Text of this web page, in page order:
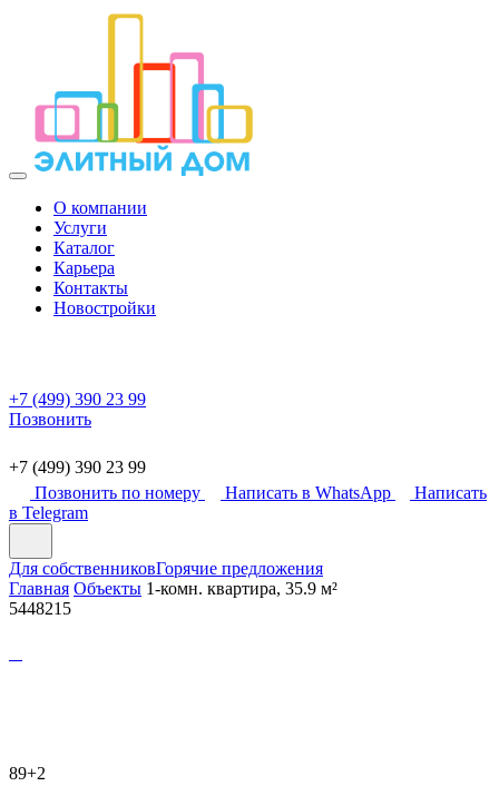
О компании
Услуги
Каталог
Карьера
Контакты
Новостройки
+7 (499) 390 23 99
Позвонить
+7 (499) 390 23 99
Позвонить по номеру
Написать в WhatsApp
Написать
в Telegram
Для собственниковГорячие предложения
Главная Объекты 1-комн. квартира, 35.9 м²
5448215
89+2